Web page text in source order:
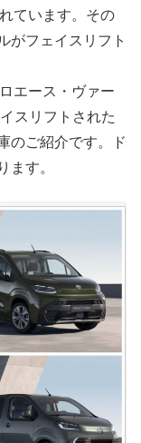
ています。その
がフェイスリフト
エース・ヴァー
スリフトされた
のご紹介です。ド
ます。